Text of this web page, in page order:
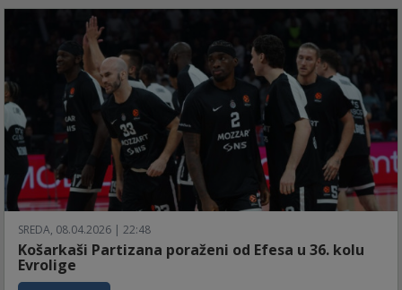
SREDA, 08.04.2026 | 22:48
Košarkaši Partizana poraženi od Efesa u 36. kolu
Evrolige